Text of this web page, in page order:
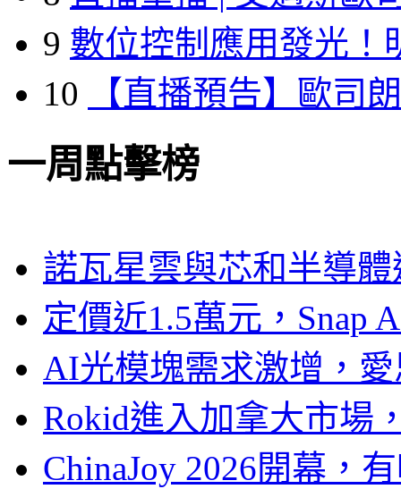
9 數位控制應用發光！
10
【直播預告】歐司
一周點擊榜
諾瓦星雲與芯和半導
定價近1.5萬元，Snap
AI光模塊需求激增，
Rokid進入加拿大市場
ChinaJoy 2026開幕，